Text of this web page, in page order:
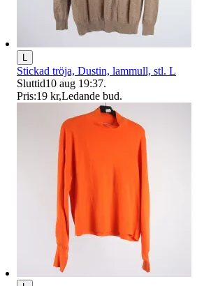
Stickad tröja, Dustin, lammull, stl. L
Sluttid10 aug 19:37.
Pris:19 kr,Ledande bud.